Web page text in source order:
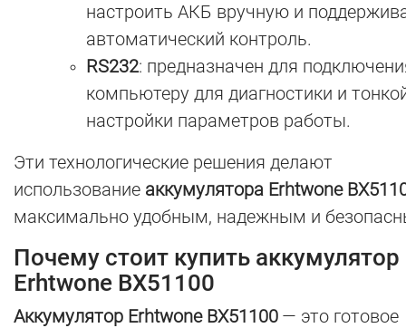
настроить АКБ вручную и
автоматический контроль.
RS232: предназначен для
компьютеру для диагностики и
настройки параметров работы.
Эти технологические решения делают
использование аккумулятора Erhtwone
максимально удобным, надежным и
Почему стоит купить аккумулятор
Erhtwone BX51100
Аккумулятор Erhtwone BX51100 — это готовое